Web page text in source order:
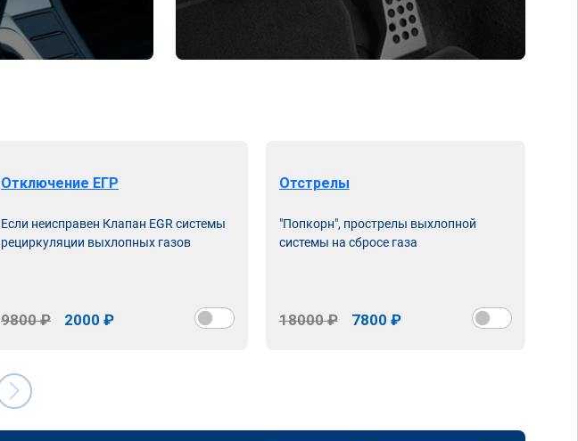
Отключение ЕГР
Если неисправен Клапан EGR системы
рециркуляции выхлопных газов
9800 ₽ 2000 ₽
Отстрелы
"Попкорн", прострелы выхлопной
системы на сбросе газа
18000 ₽ 7800 ₽